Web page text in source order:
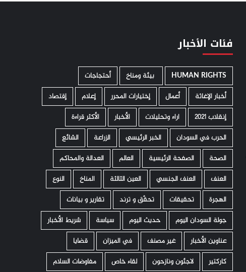
فئات الأخبار
HUMAN RIGHTS ­ بيئة ومناخ
أحتجاجات
أخبار الإغاثة
أعمال إختيارات المحرر إعلام
إقتصاد
إنقلاب 2021
اراء وتحليلات الأخبار
الأكثر قراءة
الحرب في السودان
الخبر الرئيسي الزراعة
الشائع
الصحة
الصفحة الرئيسية العالم
العدالة والمحاكم
العنف
العنف الجنسي العين الثالثة المناخ
النوع
الهجرة
تحقيقات تحقّق و ترند
تقارير و بيانات
جولة السودان اليوم
حديث اليوم سياسة
شريط الأخبار
عناوين الأخبار
غير مصنف في الميزان
قضايا
كاركتير
لاجئون ونازحون لقاء خاص مفاوضات السلام